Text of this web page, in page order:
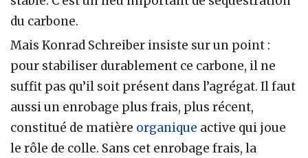
du carbone.
Mais Konrad Schreiber insiste sur un point :
pour stabiliser durablement ce carbone, il ne
suffit pas qu’il soit présent dans l’agrégat. Il faut
aussi un enrobage plus frais, plus récent,
constitué de matière organique active qui joue
le rôle de colle. Sans cet enrobage frais, la